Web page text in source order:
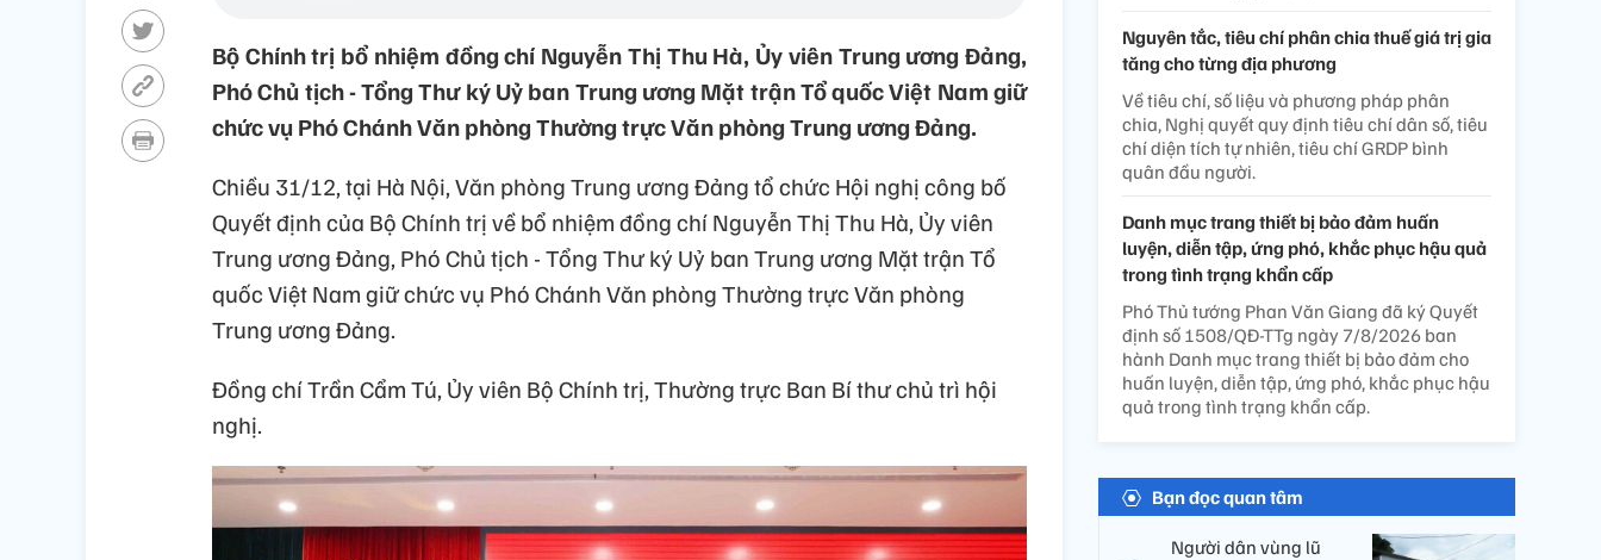
Bộ Chính trị bổ nhiệm đồng chí Nguyễn Thị Thu Hà, Ủy viên Trung ương Đảng,
Phó Chủ tịch - Tổng Thư ký Uỷ ban Trung ương Mặt trận Tổ quốc Việt Nam giữ
chức vụ Phó Chánh Văn phòng Thường trực Văn phòng Trung ương Đảng.
Chiều 31/12, tại Hà Nội, Văn phòng Trung ương Đảng tổ chức Hội nghị công bố
Quyết định của Bộ Chính trị về bổ nhiệm đồng chí Nguyễn Thị Thu Hà, Ủy viên
Trung ương Đảng, Phó Chủ tịch - Tổng Thư ký Uỷ ban Trung ương Mặt trận Tổ
quốc Việt Nam giữ chức vụ Phó Chánh Văn phòng Thường trực Văn phòng
Trung ương Đảng.
Đồng chí Trần Cẩm Tú, Ủy viên Bộ Chính trị, Thường trực Ban Bí thư chủ trì hội
nghị.
Nguyên tắc, tiêu chí phân chia thuế giá trị gia
tăng cho từng địa phương
Về tiêu chí, số liệu và phương pháp phân
chia, Nghị quyết quy định tiêu chí dân số, tiêu
chí diện tích tự nhiên, tiêu chí GRDP bình
quân đầu người.
Danh mục trang thiết bị bảo đảm huấn
luyện, diễn tập, ứng phó, khắc phục hậu quả
trong tình trạng khẩn cấp
Phó Thủ tướng Phan Văn Giang đã ký Quyết
định số 1508/QĐ-TTg ngày 7/8/2026 ban
hành Danh mục trang thiết bị bảo đảm cho
huấn luyện, diễn tập, ứng phó, khắc phục hậu
quả trong tình trạng khẩn cấp.
Bạn đọc quan tâm
Người dân vùng lũ